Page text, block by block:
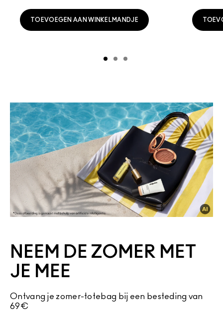
TOEVOEGEN AAN WINKELMANDJE
NEEM DE ZOMER MET
JE MEE
Ontvang je zomer-totebag bij een besteding van
69€